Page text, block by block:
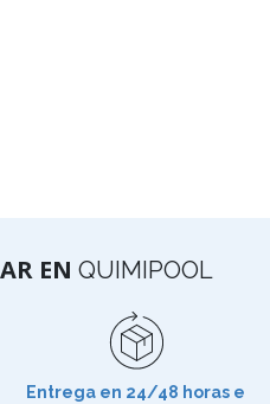
EN QUIMIPOOL
Entrega en 24/48 horas e